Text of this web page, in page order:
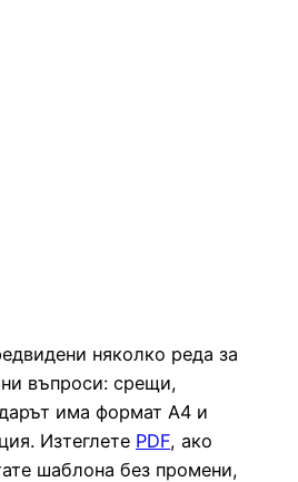
няколко реда за
въпроси: срещи,
има формат А4 и
Изтеглете PDF, ако
шаблона без промени,